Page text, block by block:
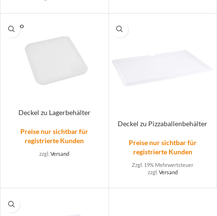
SOLD O
UT
Deckel zu Lagerbehälter
Preise nur sichtbar für
registrierte Kunden
zzgl.Versand
Deckel zu Pizzaballenbehälter
Preise nur sichtbar für
registrierte Kunden
Zzgl. 19% Mehrwertsteuer
zzgl. Versand